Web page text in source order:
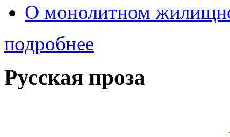
О монолитном
подробнее
Русская проза